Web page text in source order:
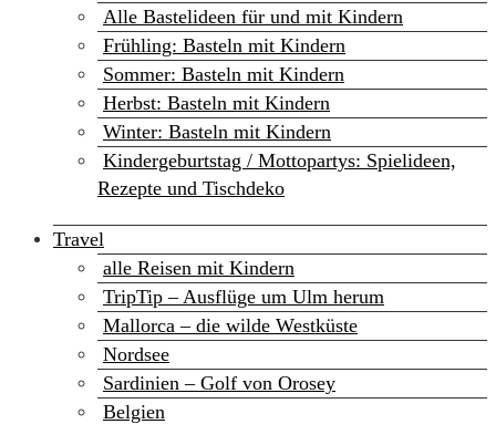
Alle Bastelideen für und mit Kindern
Frühling: Basteln mit Kindern
Sommer: Basteln mit Kindern
Herbst: Basteln mit Kindern
Winter: Basteln mit Kindern
Kindergeburtstag / Mottopartys: Spielideen,
Rezepte und Tischdeko
Travel
alle Reisen mit Kindern
TripTip – Ausflüge um Ulm herum
Mallorca – die wilde Westküste
Nordsee
Sardinien – Golf von Orosey
Belgien